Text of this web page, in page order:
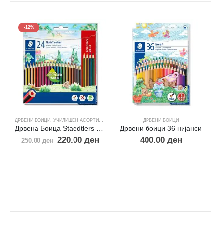
-12%
ДРВЕНИ БОИЦИ , УЧИЛИШЕН АСОРТИМАН
Дрвена Боица Staedtlers 22+2 гратис
250.00ден 220.00ден
ДРВЕНИ БОИЦИ
Дрвени боици 36 ниjaнси
400.00 ден